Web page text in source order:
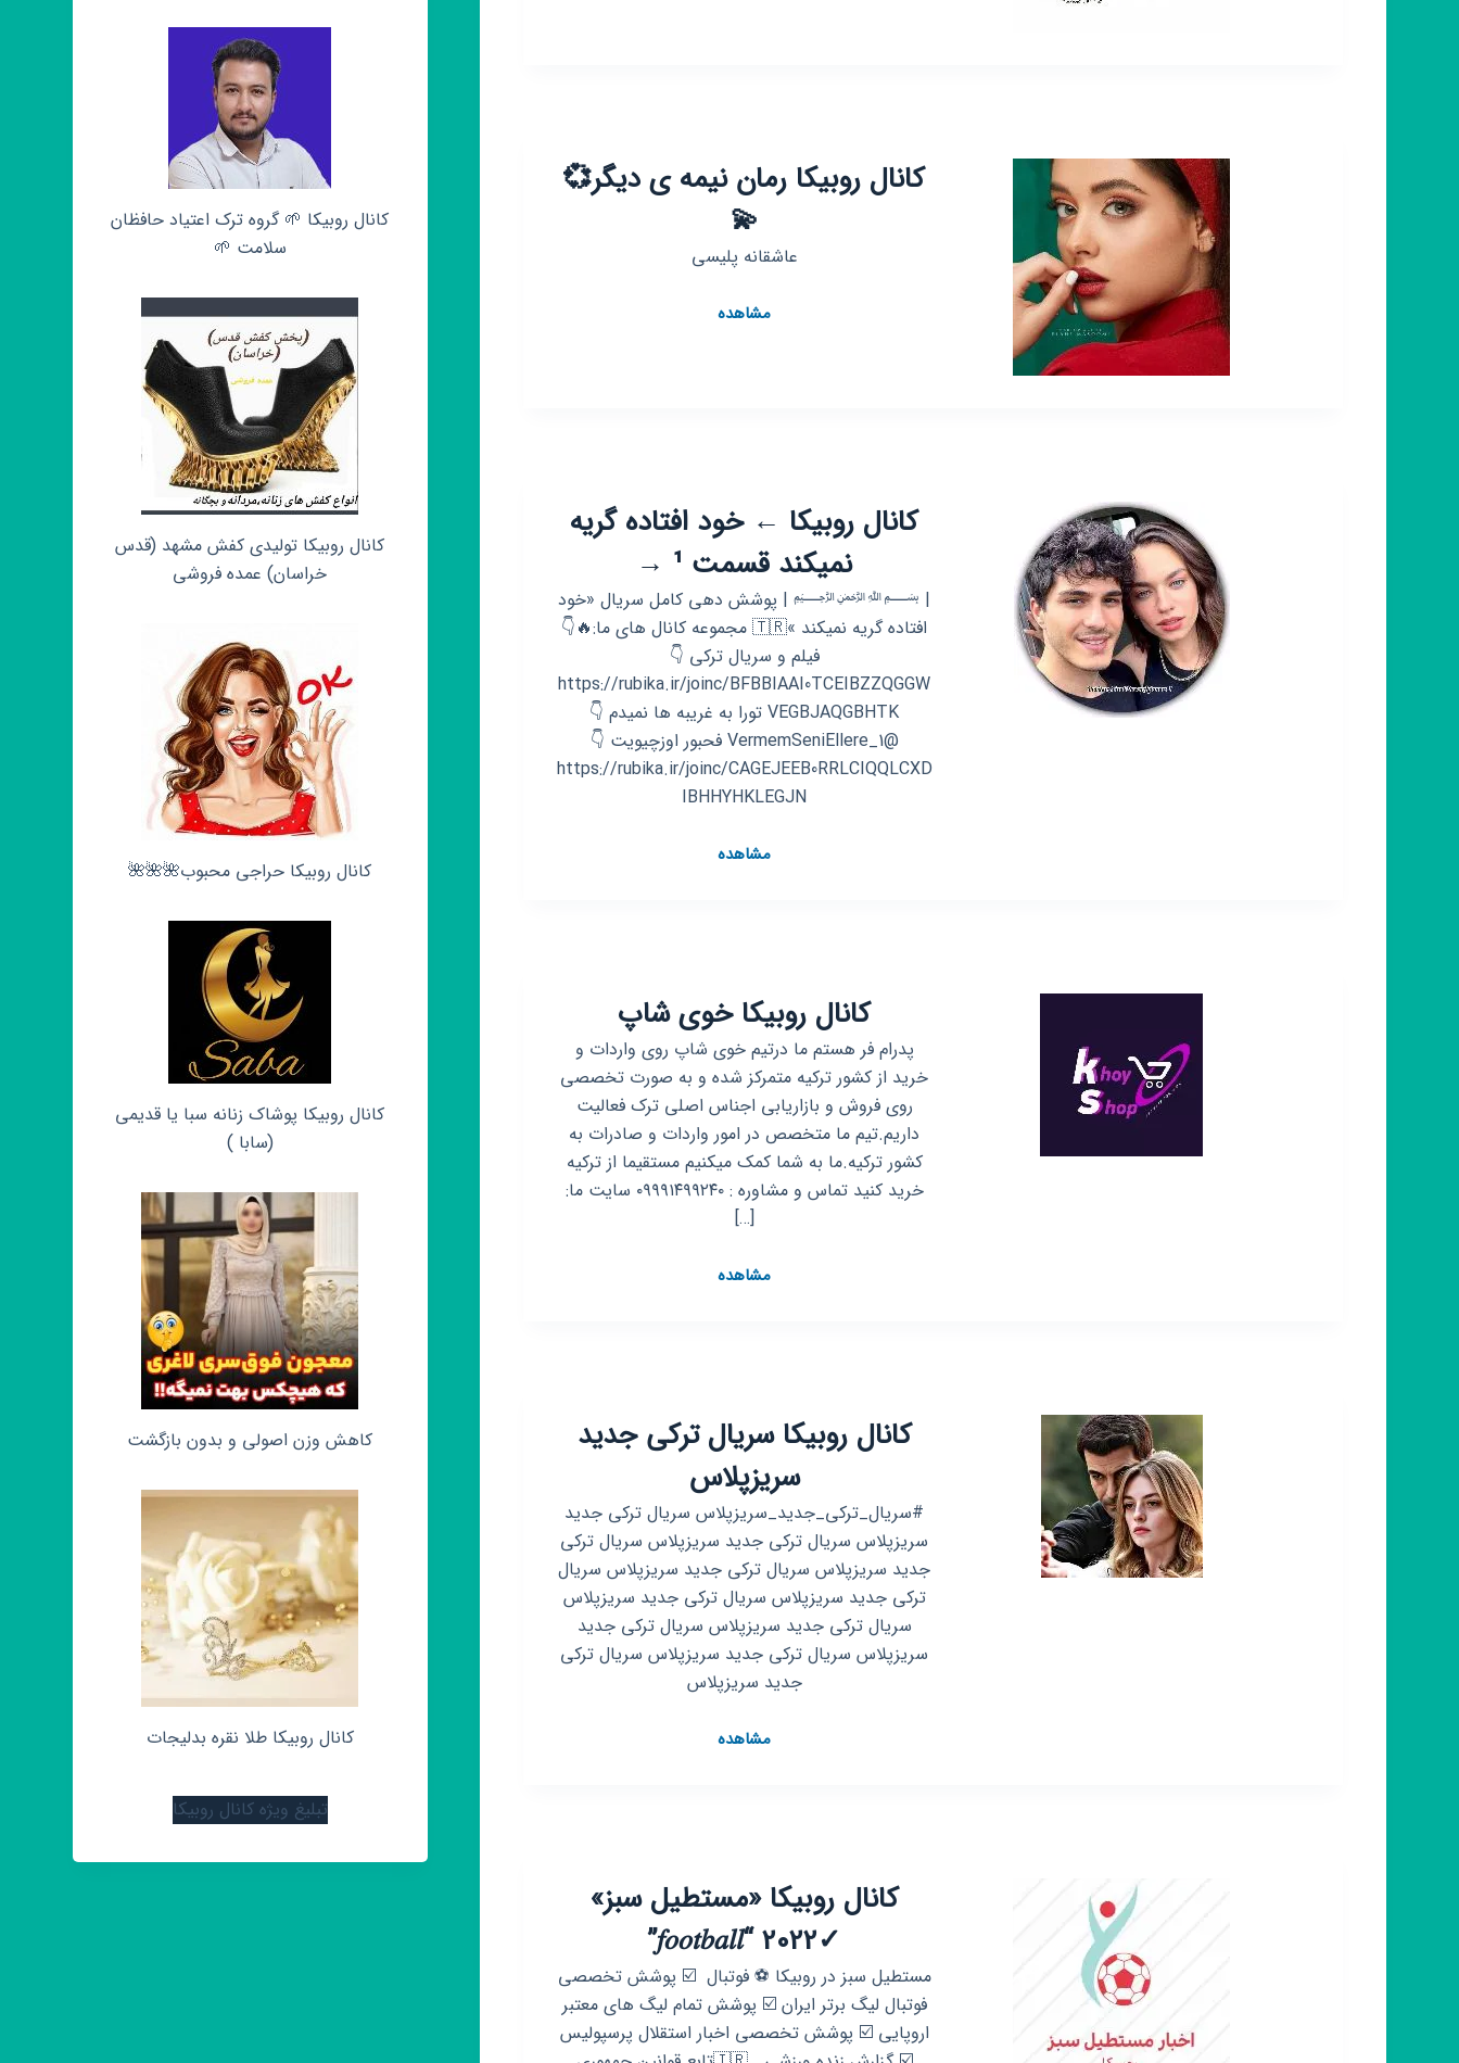
کانال روبیکا رمان نیمه ی دیگر💞
💫
عاشقانه پلیسی
مشاهدهکانال
کانال روبیکا ← خود افتاده گریه
نمیکند قسمت ¹ →
| ﷽ | ‌پوشش دهی کامل سریال «خود
افتاده گریه نمیکند »🇹🇷 مجموعه کانال های ما:🔥👇
فیلم و سریال ترکی 👇
https://rubika.ir/joinc/BFBBIAAI0TCEIBZZQGGW
VEGBJAQGBHTK تورا به غریبه ها نمیدم 👇
@VermemSeniEllere_1 فحبور اوزچیویت 👇
https://rubika.ir/joinc/CAGEJEEB0RRLCIQQLCXD
IBHHYHKLEGJN
مشاهدهکانال
نمیکند
قسمت
¹
→
کانال روبیکا خوی شاپ
پدرام فر هستم ما درتیم خوی شاپ روی واردات و
خرید از کشور ترکیه متمرکز شده و به صورت تخصصی
روی فروش و بازاریابی اجناس اصلی ترک فعالیت
داریم.تیم ما متخصص در امور واردات و صادرات به
کشور ترکیه.ما به شما کمک میکنیم مستقیما از ترکیه
خرید کنید تماس و مشاوره : ۰۹۹۹۱۴۹۹۲۴۰ سایت ما:
[…]
مشاهدهکانال
کانال روبیکا سریال ترکی جدید
سریزپلاس
#سریال_ترکی_جدید_سریزپلاس سریال ترکی جدید
سریزپلاس سریال ترکی جدید سریزپلاس سریال ترکی
جدید سریزپلاس سریال ترکی جدید سریزپلاس سریال
ترکی جدید سریزپلاس سریال ترکی جدید سریزپلاس
سریال ترکی جدید سریزپلاس سریال ترکی جدید
سریزپلاس سریال ترکی جدید سریزپلاس سریال ترکی
جدید سریزپلاس
مشاهدهکانال
کانال روبیکا «مستطیل سبز»
✓2022 “𝑓𝑜𝑜𝑡𝑏𝑎𝑙𝑙”
مستطیل سبز در روبیکا ⚽ فوتبال ‌ ☑️ ‌پوشش تخصصی
فوتبال لیگ برتر ایران ☑️ پوشش تمام لیگ های معتبر
اروپایی ‌☑️ پوشش تخصصی اخبار استقلال پرسپولیس
کانال روبیکا 🌱 گروه ترک اعتیاد حافظان
سلامت 🌱
کانال روبیکا تولیدی کفش مشهد (قدس
خراسان) عمده فروشی
کانال روبیکا حراجی محبوب🌺🌺🌺
کانال روبیکا پوشاک زنانه سبا یا قدیمی
(سابا )
کاهش وزن اصولی و بدون بازگشت
کانال روبیکا طلا نقره بدلیجات
تبلیغ ویژه کانال روبیکا